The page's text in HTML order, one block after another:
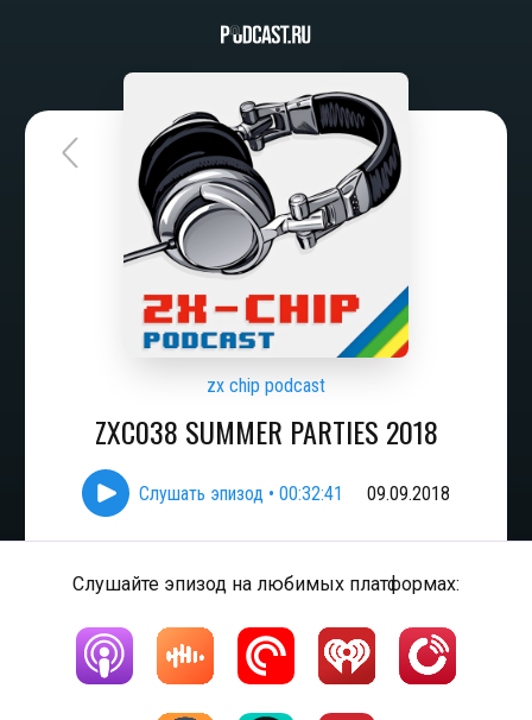
zx chip podcast
ZXC038 SUMMER PARTIES 2018
Слушать эпизод • 00:32:41 09.09.2018
Слушайте эпизод на любимых платформах: